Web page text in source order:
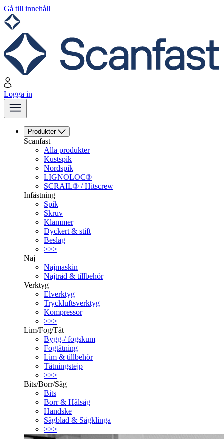
Gå till innehåll
Logga in
Produkter
Scanfast
Alla produkter
Kustspik
Nordspik
LIGNOLOC®
SCRAIL® / Hitscrew
Infästning
Spik
Skruv
Klammer
Dyckert & stift
Beslag
>>>
Naj
Najmaskin
Najtråd & tillbehör
Verktyg
Elverktyg
Tryckluftsverktyg
Kompressor
>>>
Lim/Fog/Tät
Bygg-/ fogskum
Fogtätning
Lim & tillbehör
Tätningstejp
>>>
Bits/Borr/Såg
Bits
Borr & Hålsåg
Handske
Sågblad & Sågklinga
>>>